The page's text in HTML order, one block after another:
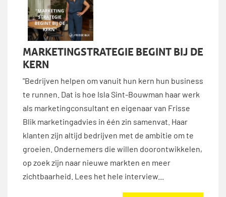
MARKETINGSTRATEGIE BEGINT BIJ DE
KERN
"Bedrijven helpen om vanuit hun kern hun business
te runnen. Dat is hoe Isla Sint-Bouwman haar werk
als marketingconsultant en eigenaar van Frisse
Blik marketingadvies in één zin samenvat. Haar
klanten zijn altijd bedrijven met de ambitie om te
groeien. Ondernemers die willen doorontwikkelen,
op zoek zijn naar nieuwe markten en meer
zichtbaarheid. Lees het hele interview...